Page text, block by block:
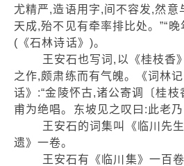
尤精严,造语用字,间不容发,然意
天成,殆不见有牵率排比处。”“
(《石林诗话》)。
王安石也写词,以《桂枝香》
之作,颇肃练而有气魄。《词林
话》:“金陵怀古,诸公寄调〔桂
甫为绝唱。东坡见之叹曰:此老
王安石的词集叫《临川先生
遗》一卷。
王安石有《临川集》一百卷,